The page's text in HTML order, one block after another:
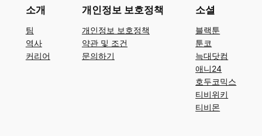
소개
팀
역사
커리어
개인정보 보호정책
개인정보 보호정책
약관 및 조건
문의하기
소셜
블랙툰
툰코
늑대닷컴
애니24
호두코믹스
티비위키
티비몬